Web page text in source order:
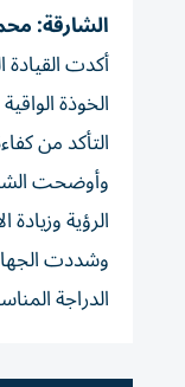
الشارقة:
أكدت
الخوذة
التأكد من
وأوضحت
الرؤية
وشددت
الدراجة